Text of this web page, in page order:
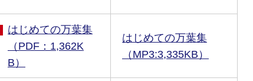
はじめての万葉集
（PDF：1,362K
B）
はじめての万葉集
（MP3:3,335KB）